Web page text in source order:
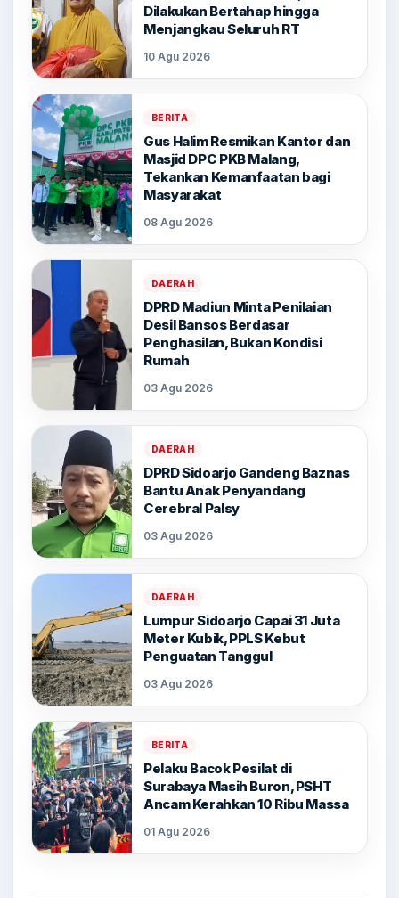
Dilakukan Bertahap hingga
Menjangkau Seluruh RT
10 Agu 2026
BERITA
Gus Halim Resmikan Kantor dan
Masjid DPC PKB Malang,
Tekankan Kemanfaatan bagi
Masyarakat
08 Agu 2026
DAERAH
DPRD Madiun Minta Penilaian
Desil Bansos Berdasar
Penghasilan, Bukan Kondisi
Rumah
03 Agu 2026
DAERAH
DPRD Sidoarjo Gandeng Baznas
Bantu Anak Penyandang
Cerebral Palsy
03 Agu 2026
DAERAH
Lumpur Sidoarjo Capai 31 Juta
Meter Kubik, PPLS Kebut
Penguatan Tanggul
03 Agu 2026
BERITA
Pelaku Bacok Pesilat di
Surabaya Masih Buron, PSHT
Ancam Kerahkan 10 Ribu Massa
01 Agu 2026